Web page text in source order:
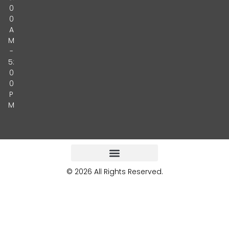
0
0
A
M
-
5:
0
0
P
M
© 2026 All Rights Reserved.